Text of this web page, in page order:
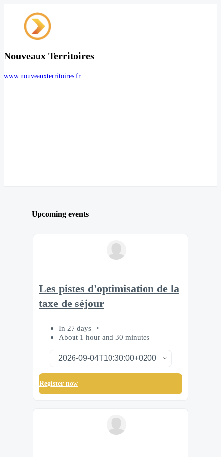
Nouveaux Territoires
www.nouveauxterritoires.fr
Upcoming events
Les pistes d'optimisation de la
taxe de séjour
In 27 days
About 1 hour and 30 minutes
Register now